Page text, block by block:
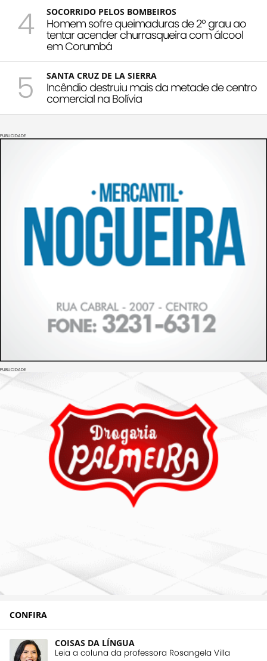
4 SOCORRIDO PELOS BOMBEIROS
Homem sofre queimaduras de 2º grau ao
tentar acender churrasqueira com álcool
em Corumbá
5 SANTA CRUZ DE LA SIERRA
Incêndio destruiu mais da metade de centro
comercial na Bolívia
PUBLICIDADE
PUBLICIDADE
CONFIRA
COISAS DA LÍNGUA
Leia a coluna da professora Rosangela Villa